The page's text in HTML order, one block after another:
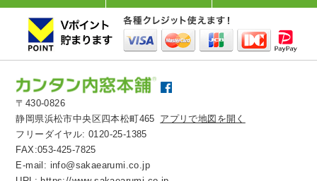
〒430-0826
静岡県浜松市中央区四本松町465 アプリで地図を開く
フリーダイヤル:0120-25-1385
FAX:053-425-7825
E-mail: info@sakaearumi.co.jp